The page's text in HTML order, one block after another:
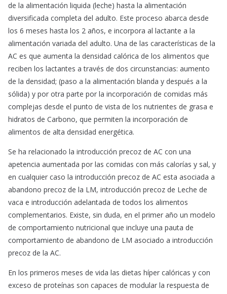
de la alimentación liquida (leche) hasta la alimentación
diversificada completa del adulto. Este proceso abarca desde
los 6 meses hasta los 2 años, e incorpora al lactante a la
alimentación variada del adulto. Una de las características de la
AC es que aumenta la densidad calórica de los alimentos que
reciben los lactantes a través de dos circunstancias: aumento
de la densidad; (paso a la alimentación blanda y después a la
sólida) y por otra parte por la incorporación de comidas más
complejas desde el punto de vista de los nutrientes de grasa e
hidratos de Carbono, que permiten la incorporación de
alimentos de alta densidad energética.
Se ha relacionado la introducción precoz de AC con una
apetencia aumentada por las comidas con más calorías y sal, y
en cualquier caso la introducción precoz de AC esta asociada a
abandono precoz de la LM, introducción precoz de Leche de
vaca e introducción adelantada de todos los alimentos
complementarios. Existe, sin duda, en el primer año un modelo
de comportamiento nutricional que incluye una pauta de
comportamiento de abandono de LM asociado a introducción
precoz de la AC.
En los primeros meses de vida las dietas híper calóricas y con
exceso de proteínas son capaces de modular la respuesta de